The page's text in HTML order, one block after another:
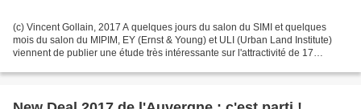
(c) Vincent Gollain, 2017 A quelques jours du salon du SIMI et quelques
mois du salon du MIPIM, EY (Ernst & Young) et ULI (Urban Land Institute)
viennent de publier une étude très intéressante sur l'attractivité de 17